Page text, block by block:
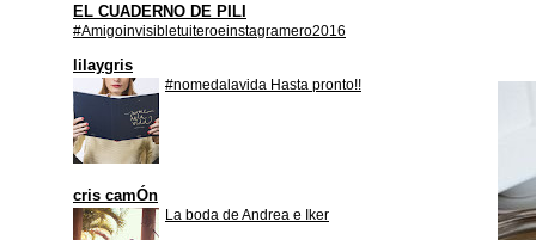
EL CUADERNO DE PILI
#Amigoinvisibletuiteroeinstagramero2016
lilaygris
#nomedalavida Hasta pronto!!
cris camÓn
La boda de Andrea e Iker